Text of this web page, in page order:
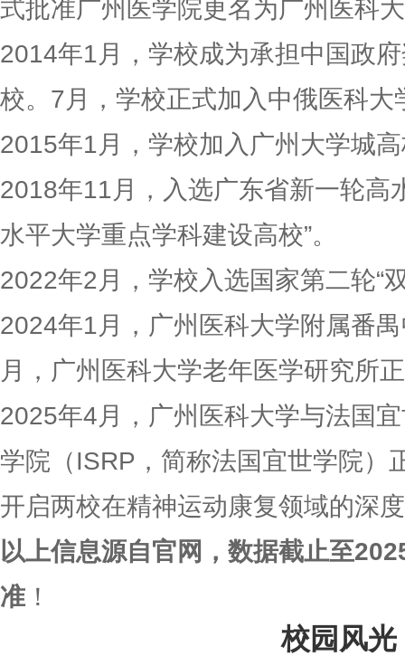
式批准广州医学院更名为广州医科
2014年1月，学校成为承担中国政
校。7月，学校正式加入中俄医科大
2015年1月，学校加入广州大学城
2018年11月，入选广东省新一轮高
水平大学重点学科建设高校”。
2022年2月，学校入选国家第二轮“
2024年1月，广州医科大学附属番
月，广州医科大学老年医学研究所
2025年4月，广州医科大学与法国
学院（ISRP，简称法国宜世学院）
开启两校在精神运动康复领域的深
以上信息源自官网，数据截止至
准 ！
校园风光